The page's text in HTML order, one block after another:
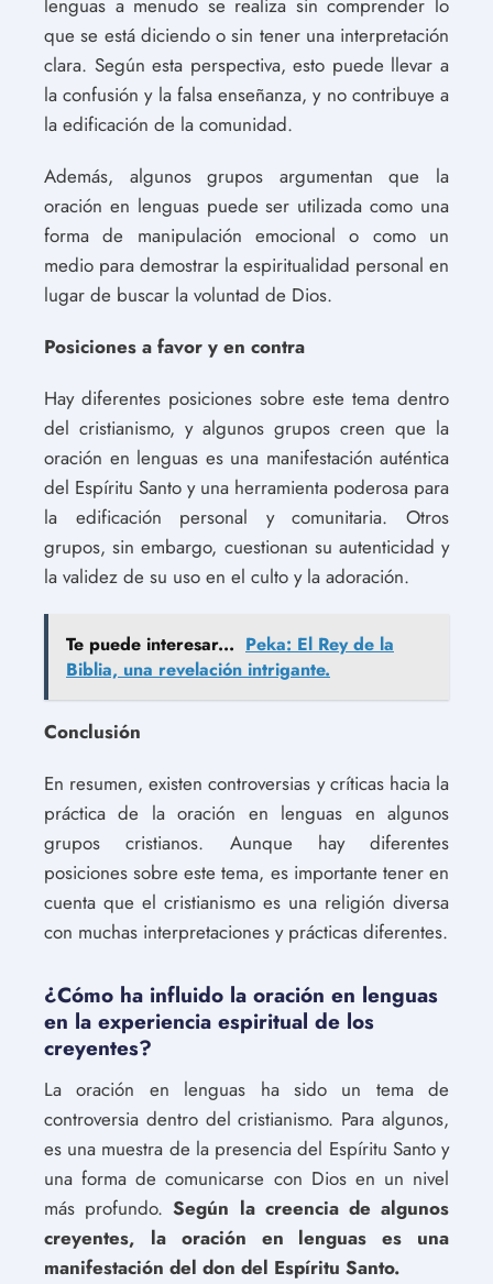
que se está diciendo o sin tener una interpretación
clara. Según esta perspectiva, esto puede llevar a
la confusión y la falsa enseñanza, y no contribuye a
la edificación de la comunidad.
Además, algunos grupos argumentan que la
oración en lenguas puede ser utilizada como una
forma de manipulación emocional o como un
medio para demostrar la espiritualidad personal en
lugar de buscar la voluntad de Dios.
Posiciones a favor y en contra
Hay diferentes posiciones sobre este tema dentro
del cristianismo, y algunos grupos creen que la
oración en lenguas es una manifestación auténtica
del Espíritu Santo y una herramienta poderosa para
la edificación personal y comunitaria. Otros
grupos, sin embargo, cuestionan su autenticidad y
la validez de su uso en el culto y la adoración.
Te puede interesar... Peka: El Rey de la
Biblia, una revelación intrigante.
Conclusión
En resumen, existen controversias y críticas hacia la
práctica de la oración en lenguas en algunos
grupos cristianos. Aunque hay diferentes
posiciones sobre este tema, es importante tener en
cuenta que el cristianismo es una religión diversa
con muchas interpretaciones y prácticas diferentes.
¿Cómo ha influido la oración en lenguas
en la experiencia espiritual de los
creyentes?
La oración en lenguas ha sido un tema de
controversia dentro del cristianismo. Para algunos,
es una muestra de la presencia del Espíritu Santo y
una forma de comunicarse con Dios en un nivel
más profundo.Según la creencia de algunos
creyentes, la oración en lenguas es una
manifestación del don del Espíritu Santo.